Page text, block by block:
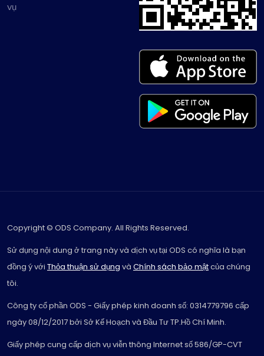
vụ
Copyright © ODS Company. All Rights Reserved.
Sử dụng nội dung ở trang này và dịch vụ tại ODS có nghĩa là bạn
đồng ý với Thỏa thuận sử dụng và Chính sách bảo mậtcủa chúng
tôi.
Công ty cổ phần ODS - Giấy phép kinh doanh số: 0314779796 cấp
ngày 08/12/2017 bởi Sở Kế Hoạch và Đầu Tư TP.Hồ Chí Minh.
Giấy phép cung cấp dịch vụ viễn thông Internet số 586/GP-CVT